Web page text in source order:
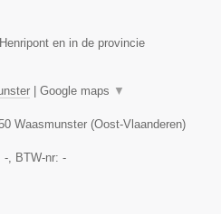
en in de provincie
| Google maps ▼
Waasmunster (Oost-Vlaanderen)
- , BTW-nr: -